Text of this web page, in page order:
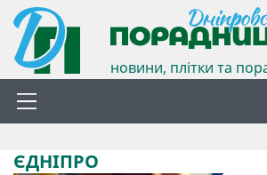
новини, плітки та
ЄДНІПРО